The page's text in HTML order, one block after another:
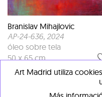
Branislav Mihajlovic
AP-24-636, 2024
óleo sobre tela
50 x 65 cm
Art Madrid utiliza